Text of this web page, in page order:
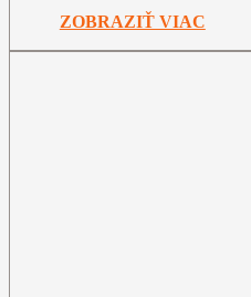
24,90€.
19,90€.
ZOBRAZIŤ VIAC